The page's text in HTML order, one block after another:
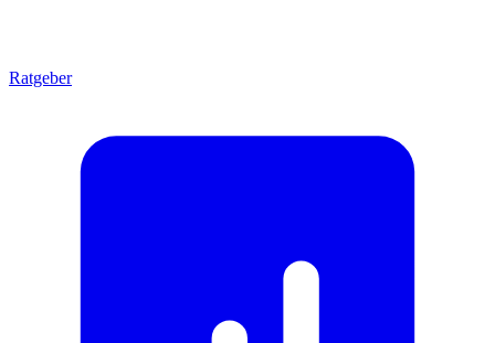
Ratgeber